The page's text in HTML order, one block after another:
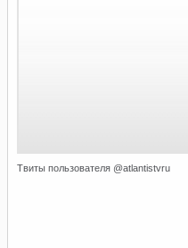
Твиты пользователя @atlantistvru